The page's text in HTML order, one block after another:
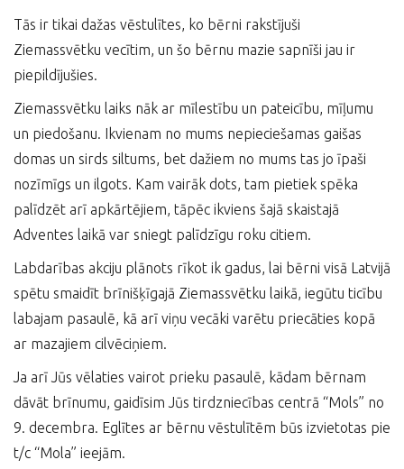
Tās ir tikai dažas vēstulītes, ko bērni rakstījuši
Ziemassvētku vecītim, un šo bērnu mazie sapnīši jau ir
piepildījušies.
Ziemassvētku laiks nāk ar mīlestību un pateicību, mīļumu
un piedošanu. Ikvienam no mums nepieciešamas gaišas
domas un sirds siltums, bet dažiem no mums tas jo īpaši
nozīmīgs un ilgots. Kam vairāk dots, tam pietiek spēka
palīdzēt arī apkārtējiem, tāpēc ikviens šajā skaistajā
Adventes laikā var sniegt palīdzīgu roku citiem.
Labdarības akciju plānots rīkot ik gadus, lai bērni visā Latvijā
spētu smaidīt brīnišķīgajā Ziemassvētku laikā, iegūtu ticību
labajam pasaulē, kā arī viņu vecāki varētu priecāties kopā
ar mazajiem cilvēciņiem.
Ja arī Jūs vēlaties vairot prieku pasaulē, kādam bērnam
dāvāt brīnumu, gaidīsim Jūs tirdzniecības centrā “Mols” no
9. decembra. Eglītes ar bērnu vēstulītēm būs izvietotas pie
t/c “Mola” ieejām.